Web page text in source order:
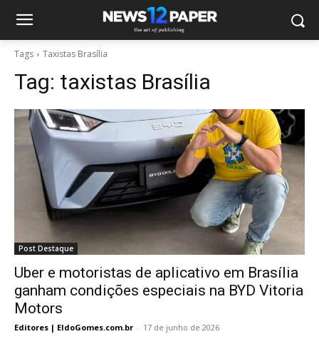
Tags Taxistas Brasília
Tag: taxistas Brasília
Post Destaque
Uber e motoristas de aplicativo em Brasília
ganham condições especiais na BYD Vitoria
Motors
Editores | EldoGomes.com.br - 17 de junho de 2026